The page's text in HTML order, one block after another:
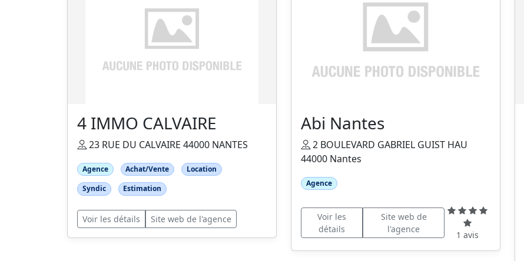
4 IMMO CALVAIRE
23 RUE DU CALVAIRE 44000 NANTES
Agence Achat/Vente
Location
Syndic
Estimation
Voir les détails Site web de l'agence
Abi Nantes
2 BOULEVARD GABRIEL GUIST HAU
44000 Nantes
Agence
Voir les
détails
Site web de
l'agence
1 avis